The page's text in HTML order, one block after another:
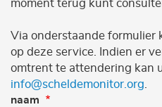
moment terug kunt
Via onderstaande formulier
op deze service. Indien er
omtrent te attendering kan
info@scheldemonitor.org
naam